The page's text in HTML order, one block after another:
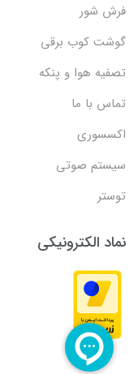
فرش شور
گوشت کوب برقی
تصفیه هوا و پنکه
تماس با ما
اکسسوری
سیستم صوتی
توستر
نماد الکترونیکی